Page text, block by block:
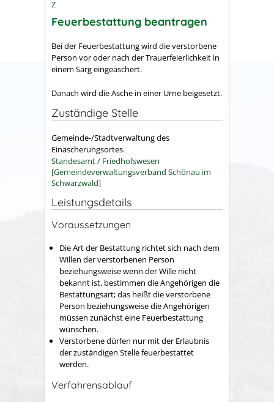
Z
Feuerbestattung beantragen
Bei der Feuerbestattung wird die verstorbene
Person vor oder nach der Trauerfeierlichkeit in
einem Sarg eingeäschert.
Danach wird die Asche in einer Urne beigesetzt.
Zuständige Stelle
Gemeinde-/Stadtverwaltung des
Einäscherungsortes.
Standesamt / Friedhofswesen
[Gemeindeverwaltungsverband Schönau im
Schwarzwald]
Leistungsdetails
Voraussetzungen
Die Art der Bestattung richtet sich nach dem
Willen der verstorbenen Person
beziehungsweise wenn der Wille nicht
bekannt ist, bestimmen die Angehörigen die
Bestattungsart; das heißt die verstorbene
Person beziehungsweise die Angehörigen
müssen zunächst eine Feuerbestattung
wünschen.
Verstorbene dürfen nur mit der Erlaubnis
der zuständigen Stelle feuerbestattet
werden.
Verfahrensablauf